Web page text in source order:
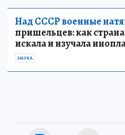
Над СССР военные
пришельцев: как страна
искала и изучала
НАУКА